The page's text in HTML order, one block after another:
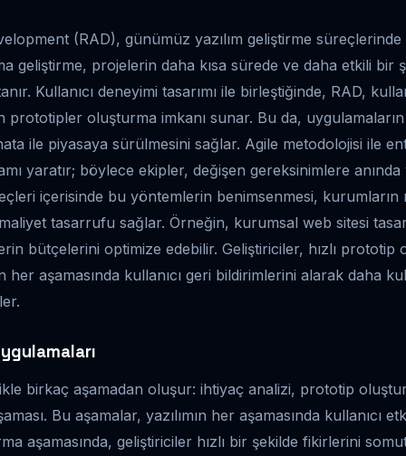
(RAD), günümüz yazılım geliştirme
geliştirme, projelerin daha kısa sürede ve daha etkili bir
Kullanıcı deneyimi tasarımı ile birleştiğinde, RAD,
prototipler oluşturma imkanı sunar. Bu da, uygulamaların
ile piyasaya sürülmesini sağlar. Agile metodolojisi ile
yaratır; böylece ekipler, değişen gereksinimlere anında
içerisinde bu yöntemlerin benimsenmesi,
tasarrufu sağlar. Örneğin, kurumsal web sitesi
bütçelerini optimize edebilir. Geliştiriciler, hızlı prototip
aşamasında kullanıcı geri bildirimlerini alarak daha
birkaç aşamadan oluşur: ihtiyaç analizi, prototip
Bu aşamalar, yazılımın her aşamasında kullanıcı
aşamasında, geliştiriciler hızlı bir şekilde fikirlerini